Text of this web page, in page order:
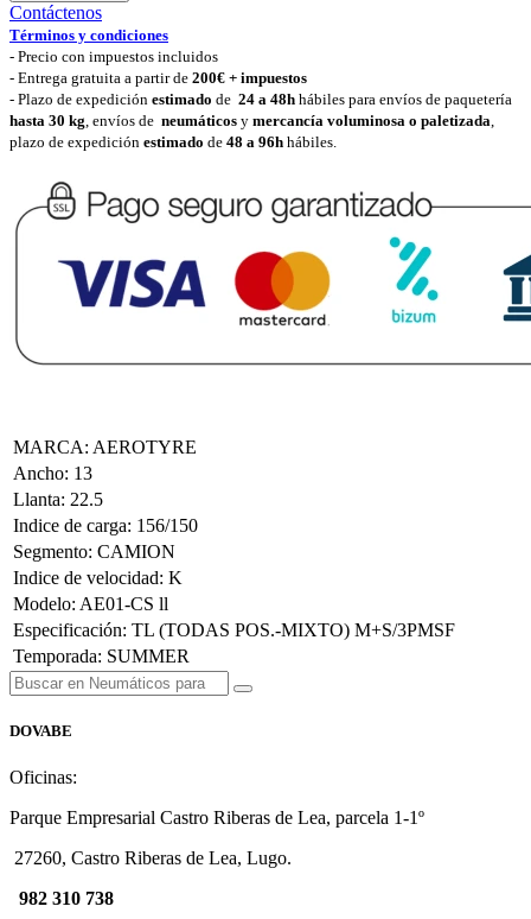
Contáctenos
Términos y condiciones
- Precio con impuestos incluidos
- Entrega gratuita a partir de 200€ + impuestos
- Plazo de expedición estimado de 24 a 48h hábiles para envíos de paquetería
hasta 30 kg , envíos de neumáticos y mercancía voluminosa o paletizada
plazo de expedición estimado de 48 a 96h hábiles.
MARCA: AEROTYRE
Ancho: 13
Llanta: 22.5
Indice de carga: 156/150
Segmento: CAMION
Indice de velocidad: K
Modelo: AE01-CS ll
Especificación: TL (TODAS POS.-MIXTO) M+S/3PMSF
Temporada: SUMMER
DOVABE
Oficinas:
Parque Empresarial Castro Riberas de Lea, parcela 1-1º
27260, Castro Riberas de Lea, Lugo.
982 310 738